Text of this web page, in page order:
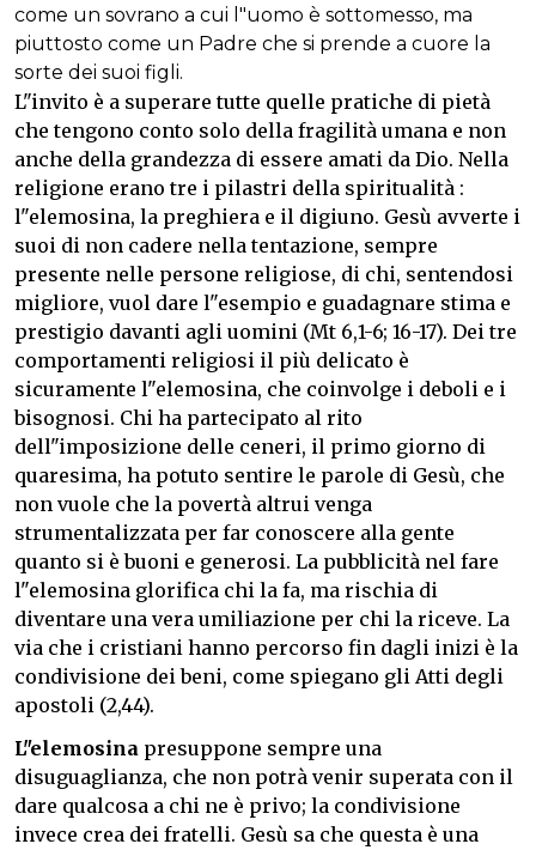
come un sovrano a cui l"uomo è sottomesso, ma
piuttosto come un Padre che si prende a cuore la
sorte dei suoi figli.
L"invito è a superare tutte quelle pratiche di pietà
che tengono conto solo della fragilità umana e non
anche della grandezza di essere amati da Dio. Nella
religione erano tre i pilastri della spiritualità :
l"elemosina, la preghiera e il digiuno. Gesù avverte i
suoi di non cadere nella tentazione, sempre
presente nelle persone religiose, di chi, sentendosi
migliore, vuol dare l"esempio e guadagnare stima e
prestigio davanti agli uomini (Mt 6,1-6; 16-17). Dei tre
comportamenti religiosi il più delicato è
sicuramente l"elemosina, che coinvolge i deboli e i
bisognosi. Chi ha partecipato al rito
dell"imposizione delle ceneri, il primo giorno di
quaresima, ha potuto sentire le parole di Gesù, che
non vuole che la povertà altrui venga
strumentalizzata per far conoscere alla gente
quanto si è buoni e generosi. La pubblicità nel fare
l"elemosina glorifica chi la fa, ma rischia di
diventare una vera umiliazione per chi la riceve. La
via che i cristiani hanno percorso fin dagli inizi è la
condivisione dei beni, come spiegano gli Atti degli
apostoli (2,44).
L"elemosina presuppone sempre una
disuguaglianza, che non potrà venir superata con il
dare qualcosa a chi ne è privo; la condivisione
invece crea dei fratelli. Gesù sa che questa è una